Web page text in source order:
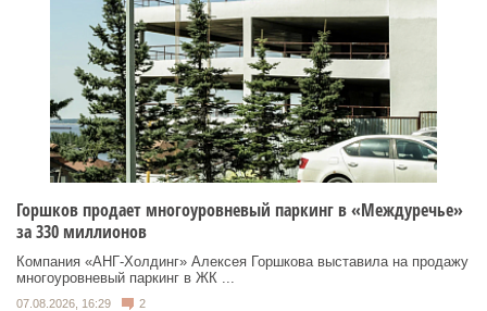
Горшков продает многоуровневый паркинг в «Междуречье»
за 330 миллионов
Компания «АНГ-Холдинг» Алексея Горшкова выставила на продажу
многоуровневый паркинг в ЖК ...
07.08.2026, 16:29 2